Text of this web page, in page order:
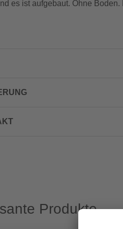
es ist aufgebaut. Ohne Boden.
Produkte